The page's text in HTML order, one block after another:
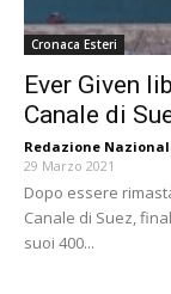
Cronaca Esteri
Ever Given
Canale di
Redazione
29 Marzo 2021
Dopo essere
Canale di Suez,
suoi 400...